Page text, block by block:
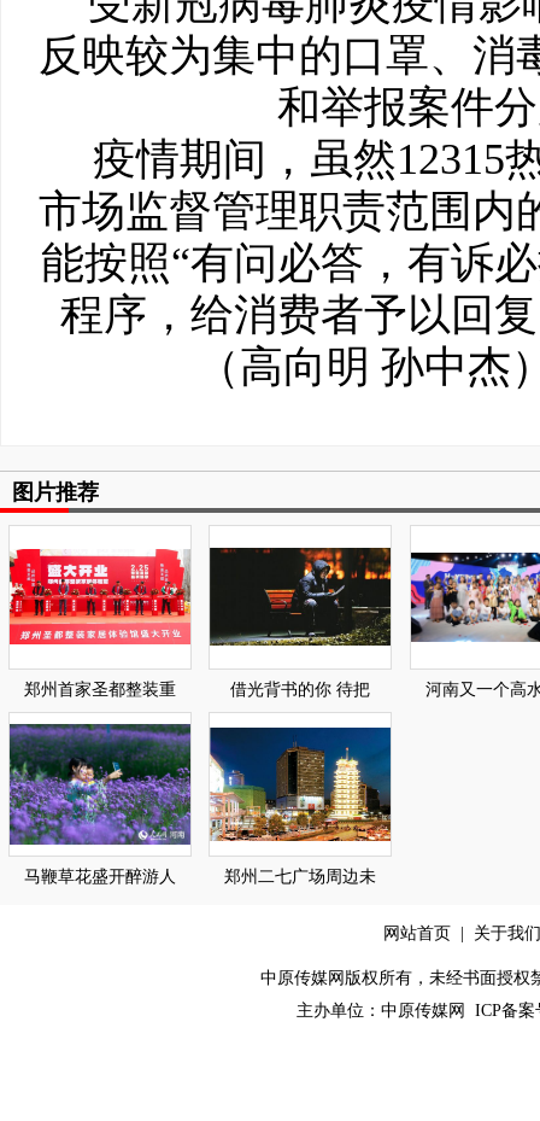
反映较为集中的口罩、消
和举报案件
疫情期间，虽然12315
市场监督管理职责范围内
能按照“有问必答，有诉
程序，给消费者予以回
（高向明 孙中
图片推荐
郑州首家圣都整装重 借光背书的你 待把 河南又一个高
马鞭草花盛开醉游人 郑州二七广场周边未
网站首页 关于我们
中原传媒网版权所有，未经书面授权
主办单位： 中原传媒网 ICP备案